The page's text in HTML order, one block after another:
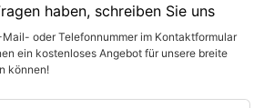
haben, schreiben Sie uns
oder Telefonnummer im Kontaktformular
ein kostenloses Angebot für unsere breite
können!